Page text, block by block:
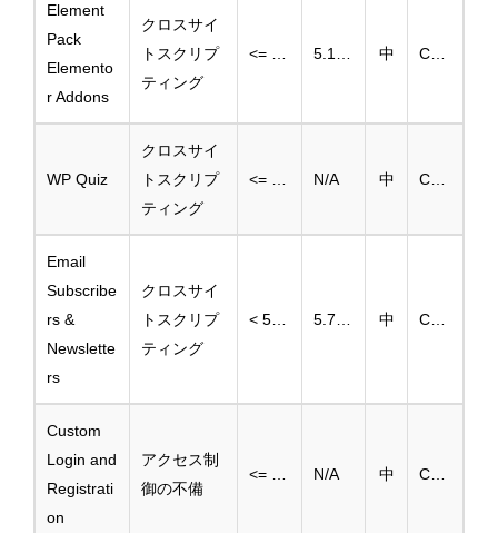
Element
Pack
Elemento
r Addons
クロスサイ
トスクリプ
ティング
中
WP Quiz
クロスサイ
トスクリプ
ティング
N/A 中
Email
Subscribe
rs &
Newslette
rs
クロスサイ
トスクリプ
ティング
中
Custom
Login and
Registrati
on
アクセス制
御の不備
N/A 中